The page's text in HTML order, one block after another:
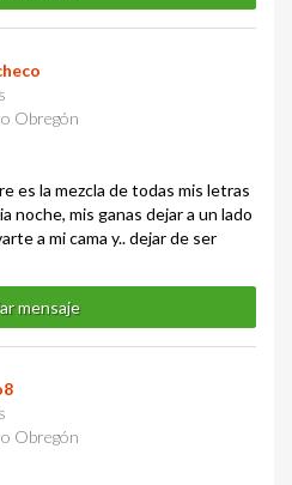
Obregón
es la mezcla de todas mis letras
noche, mis ganas dejar a un lado
a mi cama y.. dejar de ser
mensaje
Obregón